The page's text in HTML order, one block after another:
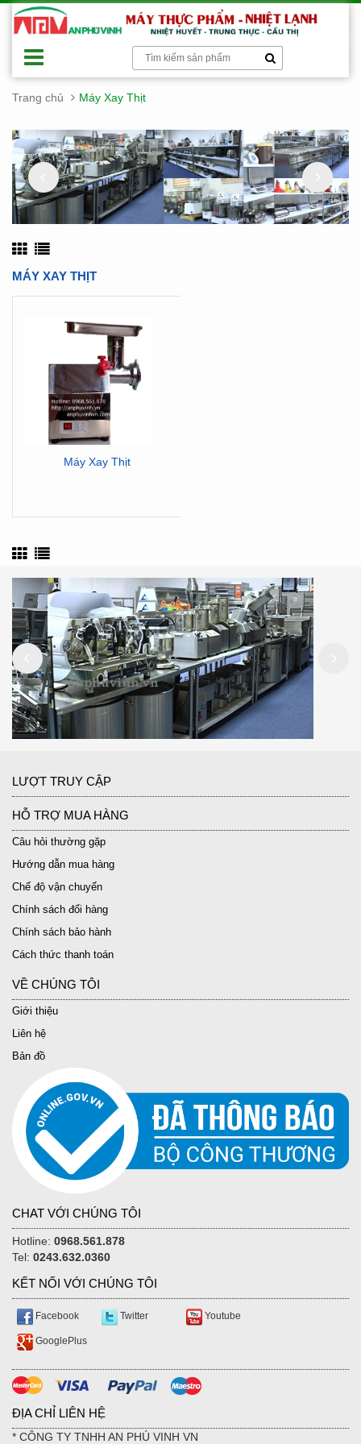
Trang chủ Máy Xay Thịt
MÁY XAY THỊT
Máy Xay Thịt
LƯỢT TRUY CẬP
HỖ TRỢ MUA HÀNG
Câu hỏi thường gặp
Hướng dẫn mua hàng
Chế độ vận chuyển
Chính sách đổi hàng
Chính sách bảo hành
Cách thức thanh toán
VỀ CHÚNG TÔI
Giới thiệu
Liên hệ
Bản đồ
CHAT VỚI CHÚNG TÔI
Hotline: 0968.561.878
Tel: 0243.632.0360
KẾT NỐI VỚI CHÚNG TÔI
Facebook Twitter Youtube
GooglePlus
ĐỊA CHỈ LIÊN HỆ
* CÔNG TY TNHH AN PHÚ VINH VN